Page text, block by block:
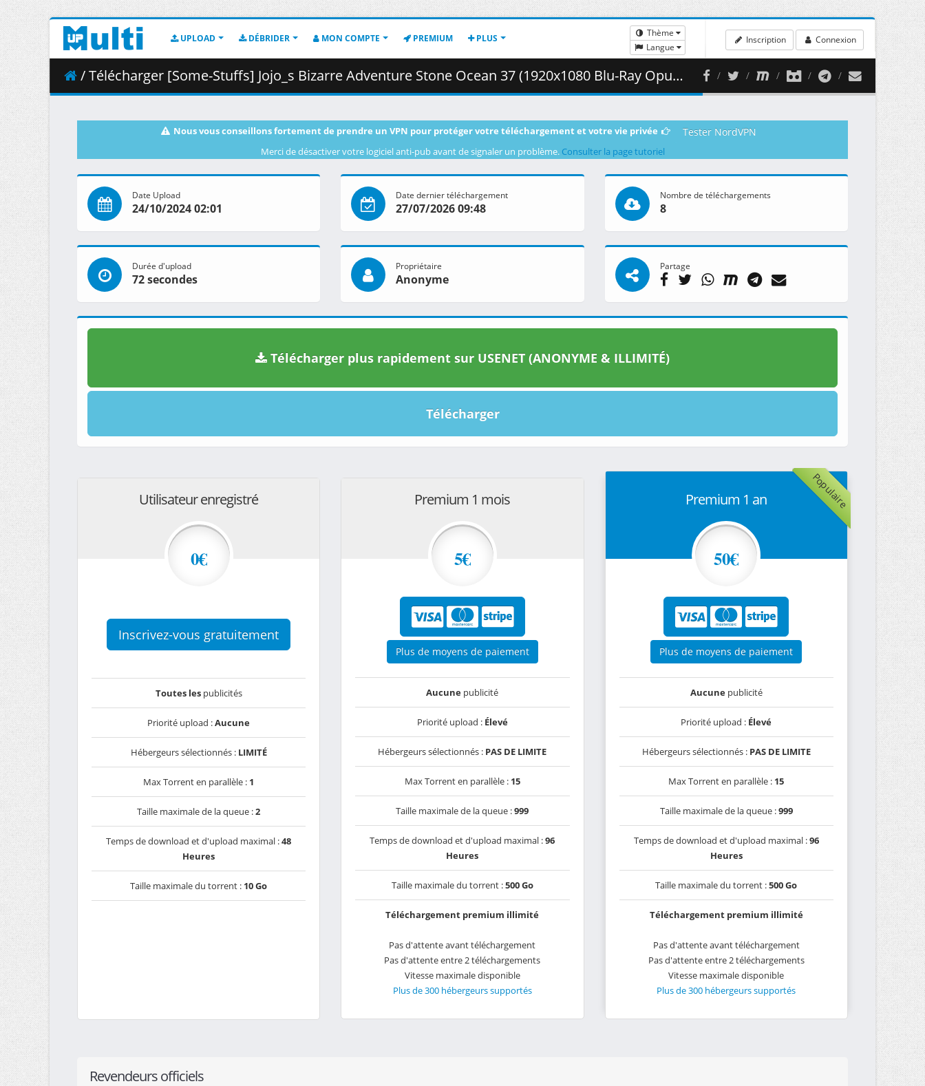
UPLOAD DÉBRIDER MON COMPTE PREMIUM PLUS
Thème
Langue
Inscription Connexion
/ Télécharger [Some-Stuffs] Jojo_s Bizarre Adventure Stone Ocean 37 (1920x1080 Blu-Ray Opus) v2 [A4CB4133].mkv.003 ( 414.93 MB )
Nous vous conseillons fortement de prendre un VPN pour protéger votre téléchargement et votre vie privée Tester NordVPN
Merci de désactiver votre logiciel anti-pub avant de signaler un problème. Consulter la page tutoriel
Date Upload
24/10/2024 02:01
Date dernier téléchargement
27/07/2026 09:48
Nombre de téléchargements
8
Durée d'upload
72 secondes
Propriétaire
Anonyme
Partage
Télécharger plus rapidement sur USENET (ANONYME & ILLIMITÉ)
Télécharger
Utilisateur enregistré
0€
Inscrivez-vous gratuitement
Toutes lespublicités
Priorité upload :Aucune
Hébergeurs sélectionnés : LIMITÉ
Max Torrent en parallèle : 1
Taille maximale de la queue :2
Temps de download et d'upload maximal :48
Heures
Taille maximale du torrent : 10 Go
Premium 1 mois
5€
Plus de moyens de paiement
Aucune publicité
Priorité upload : Élevé
Hébergeurs sélectionnés : PAS DE LIMITE
Max Torrent en parallèle : 15
Taille maximale de la queue :999
Temps de download et d'upload maximal :96
Heures
Taille maximale du torrent :500 Go
Téléchargement premium illimité
Pas d'attente avant téléchargement
Pas d'attente entre 2 téléchargements
Vitesse maximale disponible
Plus de 300 hébergeurs supportés
Populaire
Premium 1 an
50€
Plus de moyens de paiement
Aucunepublicité
Priorité upload : Élevé
Hébergeurs sélectionnés : PAS DE LIMITE
Max Torrent en parallèle : 15
Taille maximale de la queue :999
Temps de download et d'upload maximal :96
Heures
Taille maximale du torrent :500 Go
Téléchargement premium illimité
Pas d'attente avant téléchargement
Pas d'attente entre 2 téléchargements
Vitesse maximale disponible
Plus de 300 hébergeurs supportés
Revendeurs officiels